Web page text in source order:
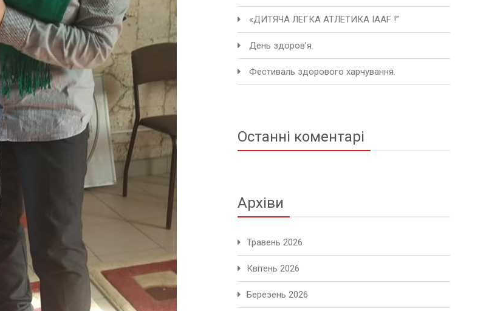
«ДИТЯЧА ЛЕГКА АТЛЕТИКА IAAF !”
День здоров’я.
Фестиваль здорового харчування.
Останні коментарі
Архіви
Травень 2026
Квітень 2026
Березень 2026